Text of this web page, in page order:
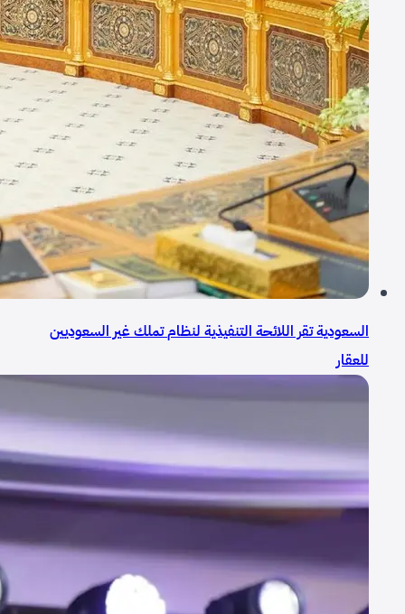
السعودية تقر اللائحة التنفيذية لنظام تملك غير السعوديين
للعقار